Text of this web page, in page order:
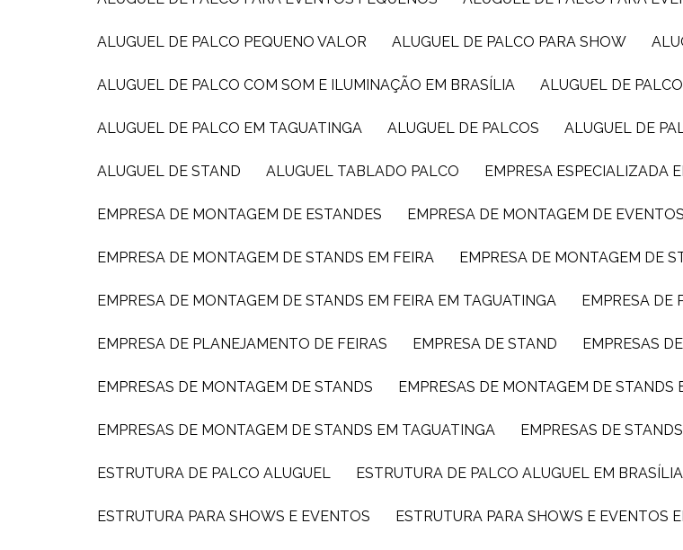
ALUGUEL DE PALCO PEQUENO VALOR ALUGUEL DE PALCO PARA SHOW
ALUGUEL DE PALCO COM SOM E ILUMINAÇÃO EM BRASÍLIA ALUGUEL DE
ALUGUEL DE PALCO EM TAGUATINGA ALUGUEL DE PALCOS ALUGUEL DE
ALUGUEL DE STAND ALUGUEL TABLADO PALCO EMPRESA ESPECIALIZADA
EMPRESA DE MONTAGEM DE ESTANDES EMPRESA DE MONTAGEM DE EVENTOS
EMPRESA DE MONTAGEM DE STANDS EM FEIRA EMPRESA DE MONTAGEM DE
EMPRESA DE MONTAGEM DE STANDS EM FEIRA EM TAGUATINGA EMPRESA DE
EMPRESA DE PLANEJAMENTO DE FEIRAS EMPRESA DE STAND EMPRESAS
EMPRESAS DE MONTAGEM DE STANDS EMPRESAS DE MONTAGEM DE STANDS
EMPRESAS DE MONTAGEM DE STANDS EM TAGUATINGA EMPRESAS DE
ESTRUTURA DE PALCO ALUGUEL ESTRUTURA DE PALCO ALUGUEL EM BRASÍLIA
ESTRUTURA PARA SHOWS E EVENTOS ESTRUTURA PARA SHOWS E EVENTOS